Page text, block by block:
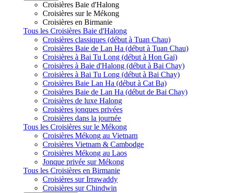
Croisières Baie d'Halong
Croisières sur le Mékong
Croisières en Birmanie
Tous les Croisières Baie d'Halong
Croisières classiques (début à Tuan Chau)
Croisières Baie de Lan Ha (début à Tuan Chau)
Croisières à Bai Tu Long (début à Hon Gai)
Croisières à Baie d'Halong (début à Bai Chay)
Croisières à Bai Tu Long (début à Bai Chay)
Croisières Baie Lan Ha (début à Cat Ba)
Croisières Baie de Lan Ha (début de Bai Chay)
Croisières de luxe Halong
Croisières jonques privées
Croisières dans la journée
Tous les Croisières sur le Mékong
Croisières Mékong au Vietnam
Croisières Vietnam & Cambodge
Croisières Mékong au Laos
Jonque privée sur Mékong
Tous les Croisières en Birmanie
Croisières sur Irrawaddy
Croisières sur Chindwin